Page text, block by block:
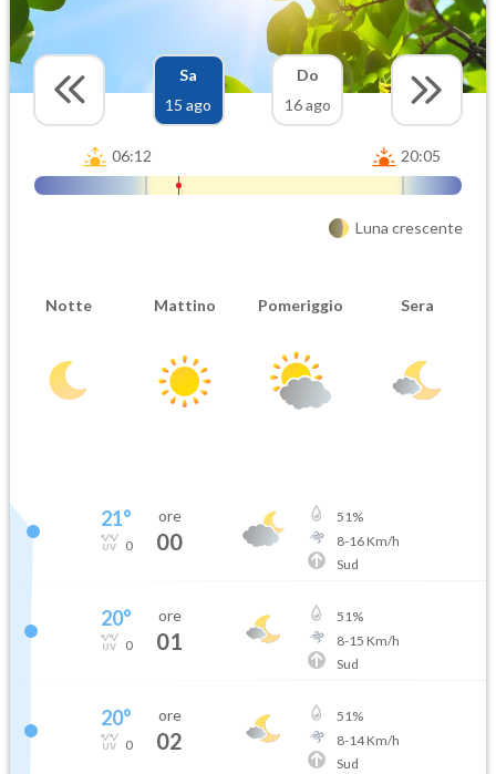
Sa
15 ago
Do
16 ago
06:12 20:05
Luna crescente
Notte Mattino Pomeriggio Sera
21°
0
ore
00
51%
8-16Km/h
Sud
20°
0
ore
01
51%
8-15 Km/h
Sud
20°
0
ore
02
51%
8-14Km/h
Sud